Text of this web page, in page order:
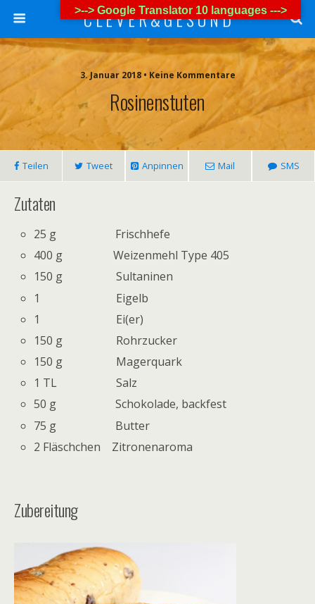
C L E V E R & G E S U N D
3. Januar 2018 • Keine Kommentare
Rosinenstuten
Teilen Tweet Anpinnen Mail SMS
Zutaten
25 g Frischhefe
400 g Weizenmehl Type 405
150 g Sultaninen
1 Eigelb
1 Ei(er)
150 g Rohrzucker
150 g Magerquark
1 TL Salz
50 g Schokolade, backfest
75 g Butter
2 Fläschchen Zitronenaroma
Zubereitung
>--> Google Translator 10 languages --->